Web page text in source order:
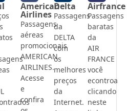
American
Airlines
Passagens
aéreas
promocionais
AMERICAN
AIRLINES.
Acesse
e
confira
Delta
Passagens
da
DELTA
com
os
melhores
preços
da
Internet.
Airfrance
Passagens
baratas
da
AIR
FRANCE
você
econtroa
clicando
neste